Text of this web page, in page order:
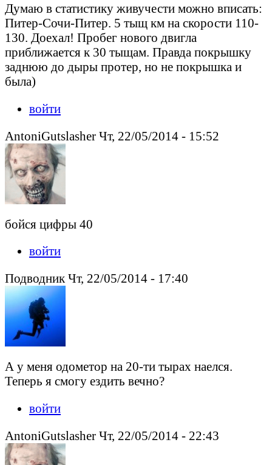
Думаю в статистику живучести можно вписать:
Питер-Сочи-Питер. 5 тыщ км на скорости 110-
130. Доехал! Пробег нового двигла
приближается к 30 тыщам. Правда покрышку
заднюю до дыры протер, но не покрышка и
была)
войти
AntoniGutslasher Чт, 22/05/2014 - 15:52
бойся цифры 40
войти
Подводник Чт, 22/05/2014 - 17:40
А у меня одометор на 20-ти тырах наелся.
Теперь я смогу ездить вечно?
войти
AntoniGutslasher Чт, 22/05/2014 - 22:43